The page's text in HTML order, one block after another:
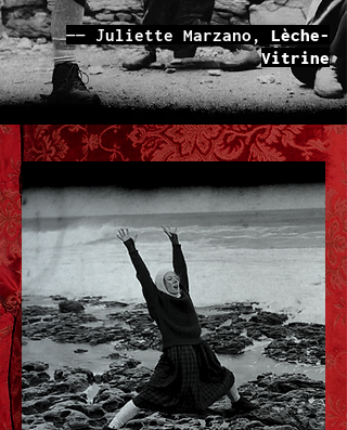
—— Juliette Marzano , Lèche-
Vitrine